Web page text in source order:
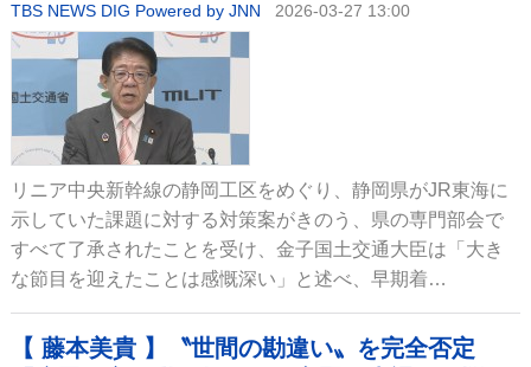
TBS NEWS DIG Powered by JNN 2026-03-27 13:00
リニア中央新幹線の静岡工区をめぐり、静岡県がJR東海に
示していた課題に対する対策案がきのう、県の専門部会で
すべて了承されたことを受け、金子国土交通大臣は「大き
な節目を迎えたことは感慨深い」と述べ、早期着…
【 藤本美貴 】〝世間の勘違い〟を完全否定